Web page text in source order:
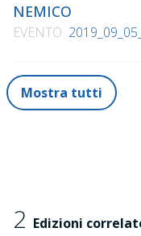
NEMICO
EVENTO
Mostra tutti
2 Edizioni